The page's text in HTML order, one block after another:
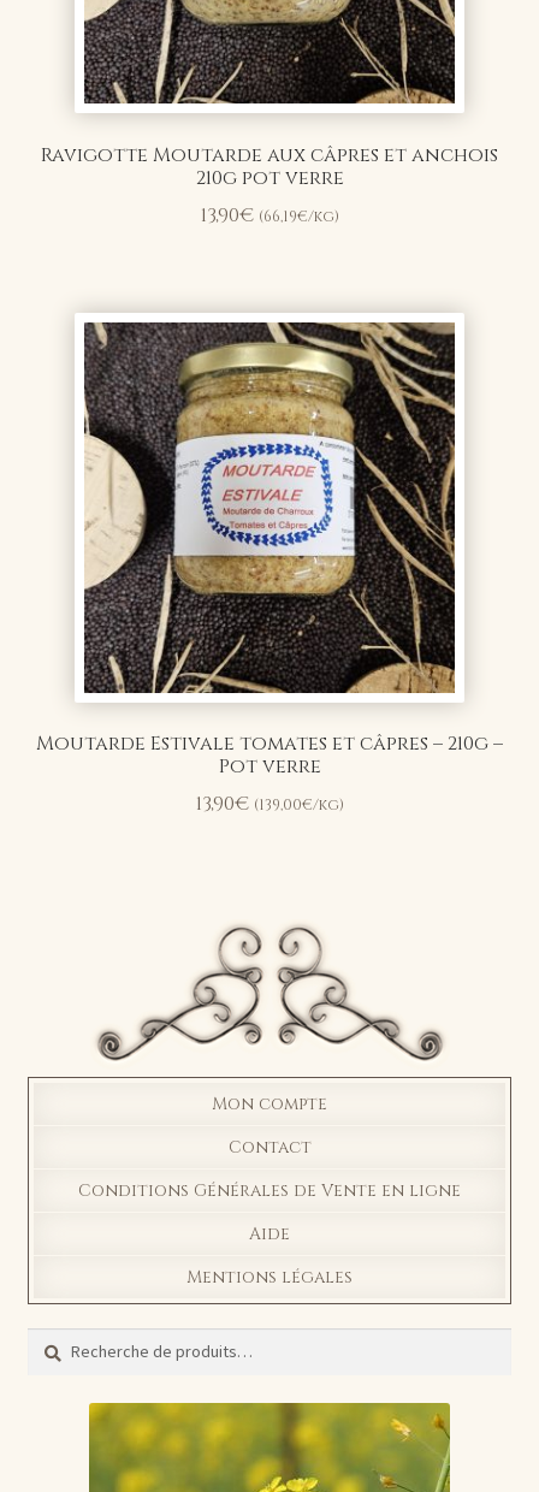
Ravigotte Moutarde aux câpres et anchois
210g pot verre
13,90€ (66,19€/kg)
Moutarde Estivale tomates et câpres – 210g –
Pot verre
13,90€ (139,00€/kg)
Mon compte
Contact
Conditions Générales de Vente en ligne
Aide
Mentions légales
pour :
Recherche